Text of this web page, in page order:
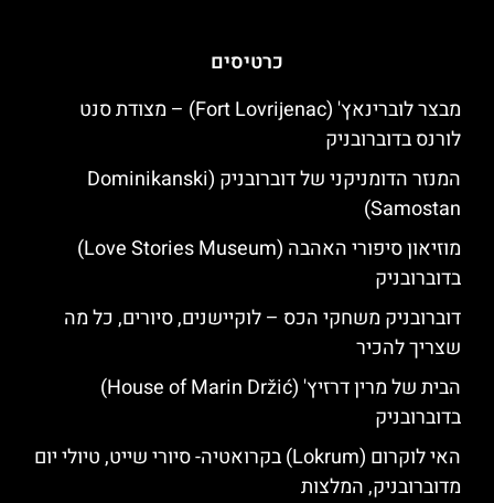
כרטיסים
מבצר לוברינאץ' (Fort Lovrijenac) – מצודת סנט
לורנס בדוברובניק
המנזר הדומניקני של דוברובניק (Dominikanski
Samostan)
מוזיאון סיפורי האהבה (Love Stories Museum)
בדוברובניק
דוברובניק משחקי הכס – לוקיישנים, סיורים, כל מה
שצריך להכיר
הבית של מרין דרזיץ' (House of Marin Držić)
בדוברובניק
האי לוקרום (Lokrum) בקרואטיה- סיורי שייט, טיולי יום
מדוברובניק, המלצות